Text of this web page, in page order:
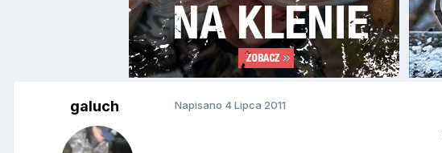
galuch Napisano 4 Lipca 2011